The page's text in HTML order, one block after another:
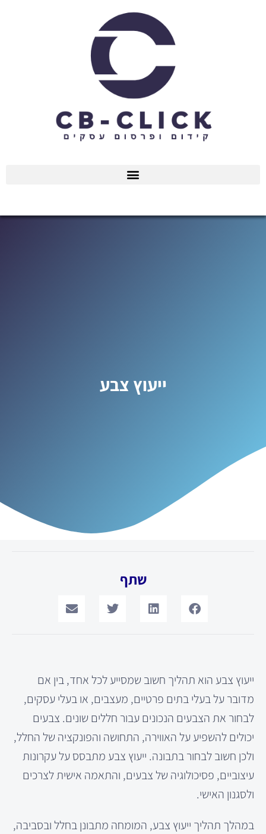
ייעוץ צבע
שתף
ייעוץ צבע הוא תהליך חשוב שמסייע לכל אחד, בין אם
מדובר על בעלי בתים פרטיים, מעצבים, או בעלי עסקים,
לבחור את הצבעים הנכונים עבור חללים שונים. צבעים
יכולים להשפיע על האווירה, התחושה והפונקציה של החלל,
ולכן חשוב לבחור בתבונה. ייעוץ צבע מתבסס על עקרונות
עיצוביים, פסיכולוגיה של צבעים, והתאמה אישית לצרכים
ולסגנון האישי.
במהלך תהליך ייעוץ צבע, המומחה מתבונן בחלל ובסביבה,